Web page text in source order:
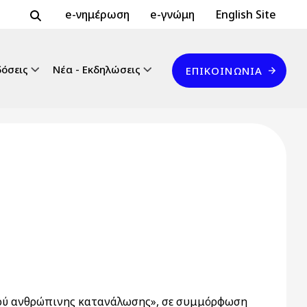
Header Top 2
e-νημέρωση e-γνώμη Header Top
English Site
Νέα - Εκδηλώσεις
Επικοινωνία
ΕΠΙΚΟΙΝΩΝΊΑ
ανθρώπινης κατανάλωσης», σε συμμόρφωση